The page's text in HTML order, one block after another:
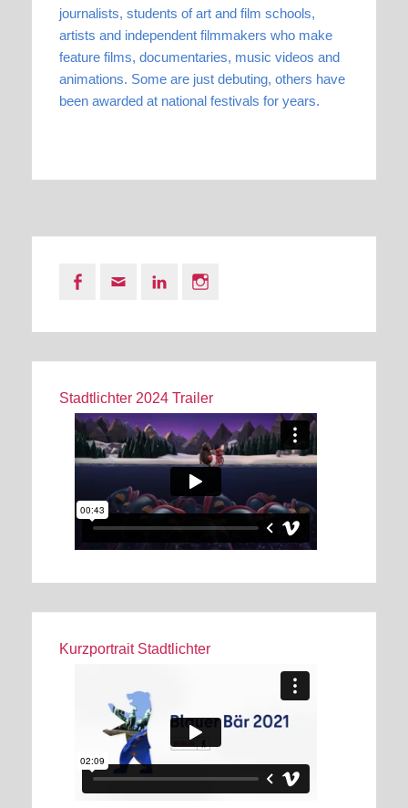
journalists, students of art and film schools,
artists and independent filmmakers who make
feature films, documentaries, music videos and
animations. Some are just debuting, others have
been awarded at national festivals for years.
Facebook
Email LinkedIn
Stadtlichter 2024 Trailer
Kurzportrait Stadtlichter